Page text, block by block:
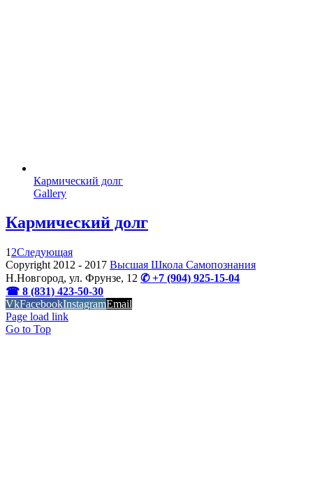
Кармический долг
Gallery
Кармический долг
1 2Следующая
Copyright 2012 - 2017 Высшая Школа Самопознания
Н.Новгород, ул. Фрунзе, 12 ✆ +7 (904) 925-15-04
☎ 8 (831) 423-50-30
VkFacebookInstagramEmail
Page load link
Go to Top